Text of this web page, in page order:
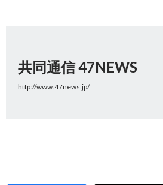
共同通信 47NEWS
http://www.47news.jp/